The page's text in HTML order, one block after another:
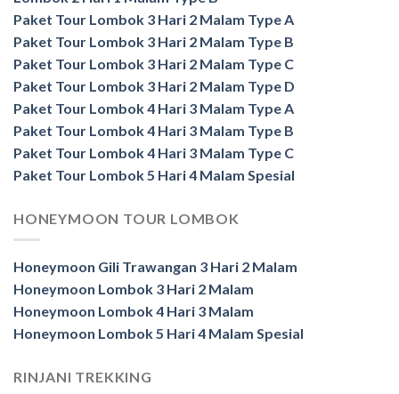
Paket Tour Lombok 3 Hari 2 Malam Type A
Paket Tour Lombok 3 Hari 2 Malam Type B
Paket Tour Lombok 3 Hari 2 Malam Type C
Paket Tour Lombok 3 Hari 2 Malam Type D
Paket Tour Lombok 4 Hari 3 Malam Type A
Paket Tour Lombok 4 Hari 3 Malam Type B
Paket Tour Lombok 4 Hari 3 Malam Type C
Paket Tour Lombok 5 Hari 4 Malam Spesial
HONEYMOON TOUR LOMBOK
Honeymoon Gili Trawangan 3 Hari 2 Malam
Honeymoon Lombok 3 Hari 2 Malam
Honeymoon Lombok 4 Hari 3 Malam
Honeymoon Lombok 5 Hari 4 Malam Spesial
RINJANI TREKKING